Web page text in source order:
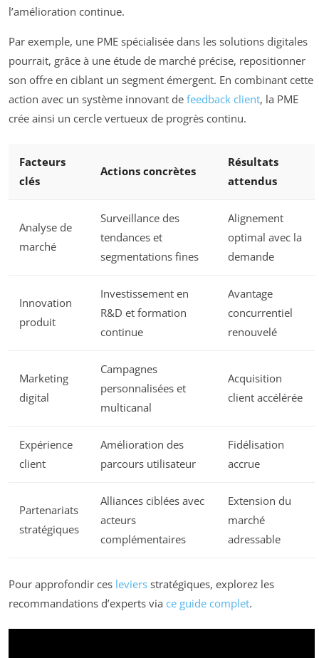
l’amélioration continue.
Par exemple, une PME spécialisée dans les solutions digitales
pourrait, grâce à une étude de marché précise, repositionner
son offre en ciblant un segment émergent. En combinant cette
action avec un système innovant de feedback client, la PME
crée ainsi un cercle vertueux de progrès continu.
Facteurs
clés
Actions concrètes
Résultats
attendus
Analyse de
marché
Surveillance des
tendances et
segmentations fines
Alignement
optimal avec la
demande
Innovation
produit
Investissement en
R&D et formation
continue
Avantage
concurrentiel
renouvelé
Marketing
digital
Campagnes
personnalisées et
multicanal
Acquisition
client accélérée
Expérience
client
Amélioration des
parcours utilisateur
Fidélisation
accrue
Partenariats
stratégiques
Alliances ciblées avec
acteurs
complémentaires
Extension du
marché
adressable
Pour approfondir ces leviers stratégiques, explorez les
recommandations d’experts via ce guide complet.